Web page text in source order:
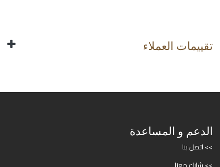
تقييمات العملاء
الدعم و المساعدة
>> اتصل بنا